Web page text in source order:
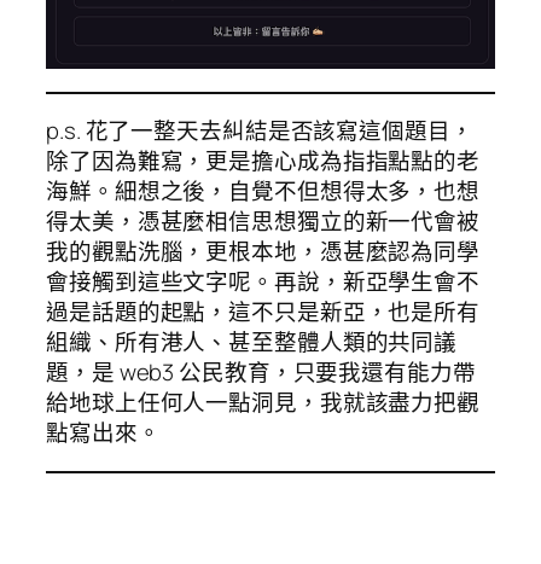
p.s. 花了一整天去糾結是否該寫這個題目，
除了因為難寫，更是擔心成為指指點點的老
海鮮。細想之後，自覺不但想得太多，也想
得太美，憑甚麼相信思想獨立的新一代會被
我的觀點洗腦，更根本地，憑甚麼認為同學
會接觸到這些文字呢。再說，新亞學生會不
過是話題的起點，這不只是新亞，也是所有
組織、所有港人、甚至整體人類的共同議
題，是 web3 公民教育，只要我還有能力帶
給地球上任何人一點洞見，我就該盡力把觀
點寫出來。